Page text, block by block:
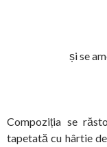
și se
Compoziția se
tapetată cu hârtie